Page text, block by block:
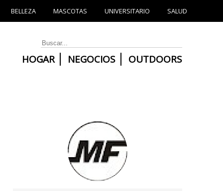
BELLEZA MASCOTAS UNIVERSITARIO SALUD
HOGAR NEGOCIOS OUTDOORS